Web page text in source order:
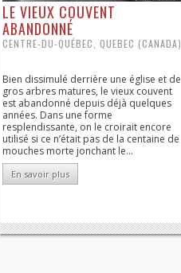
LE VIEUX COUVENT
ABANDONNÉ
CENTRE-DU-QUÉBEC, QUEBEC (CANADA)
Bien dissimulé derrière une église et de
gros arbres matures, le vieux couvent
est abandonné depuis déjà quelques
années. Dans une forme
resplendissante, on le croirait encore
utilisé si ce n’était pas de la centaine de
mouches morte jonchant le...
En savoir plus